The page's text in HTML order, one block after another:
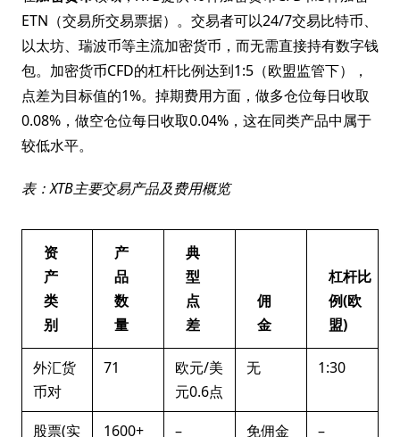
ETN（交易所交易票据）。交易者可以24/7交易比特币、
以太坊、瑞波币等主流加密货币，而无需直接持有数字钱
包。加密货币CFD的杠杆比例达到1:5（欧盟监管下），
点差为目标值的1%。掉期费用方面，做多仓位每日收取
0.08%，做空仓位每日收取0.04%，这在同类产品中属于
较低水平。
表：XTB主要交易产品及费用概览
资
产
类
别
产
品
数
量
典
型
点
差
佣
金
杠杆比
例(欧
盟)
外汇货
币对
71
欧元/美
元0.6点
无 1:30
股票(实 1600+ – 免佣金 –